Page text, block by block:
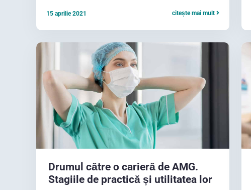
citește mai mult
15 aprilie 2021
Drumul către o carieră de AMG.
Stagiile de practică și utilitatea lor